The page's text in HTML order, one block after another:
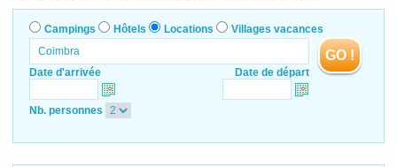
Campings Hôtels Locations Villages vacances
Date d'arrivée Date de départ
GO !
Nb. personnes